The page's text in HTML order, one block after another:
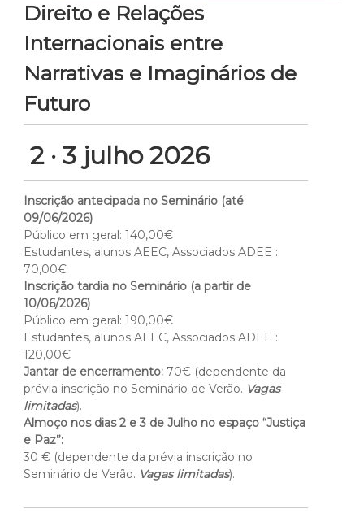
Direito e Relações
Internacionais entre
Narrativas e Imaginários de
Futuro
2 · 3 julho 2026
Inscrição antecipada no Seminário (até
09/06/2026)
Público em geral: 140,00€
Estudantes, alunos AEEC, Associados ADEE :
70,00€
Inscrição tardia no Seminário (a partir de
10/06/2026)
Público em geral: 190,00€
Estudantes, alunos AEEC, Associados ADEE :
120,00€
Jantar de encerramento:70€ (dependente da
prévia inscrição no Seminário de Verão. Vagas
limitadas).
Almoço nos dias 2 e 3 de Julho no espaço “Justiça
e Paz”:
30 € (dependente da prévia inscrição no
Seminário de Verão. Vagas limitadas).